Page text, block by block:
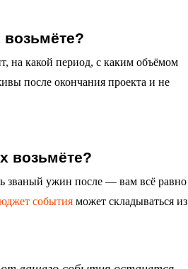
на какой период, с каким объёмом
после окончания проекта и не
возьмёте?
званый ужин после — вам всё равно
события может складываться из